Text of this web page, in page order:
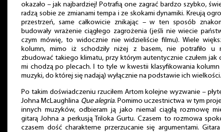
okazało – jak najbardziej! Potrafią one zagrać bardzo szybko,
radzą sobie ze zmianami tempa i ze skokami dynamiki. Kreują
przestrzeń, same całkowicie znikając – w ten sposób
budowały wrażenie ciągłego zagrożenia (jeśli nie wiecie
czym mówię, to widocznie nie widzieliście filmu). Wiele
kolumn, mimo iż schodziły niżej z basem, nie potrafiło u
zbudować takiego klimatu, przy którym autentycznie czułem jak
mi chodzą po plecach. I to tyle w kwestii klasyfikowania kolumn
muzyki, do której się nadają) wyłącznie na podstawie ich wielkości.
Po takim doświadczeniu rzuciłem Artom kolejne wyzwanie –
Johna McLaughlina Que alegria. Pomimo uczestnictwa w tym
innych muzyków, odbieram ją jako niemal ciągłą rozmowę
gitarą Johna a perkusją Triloka Gurtu. Czasem to rozmowa
czasem dość charakterne przerzucanie się argumentami.